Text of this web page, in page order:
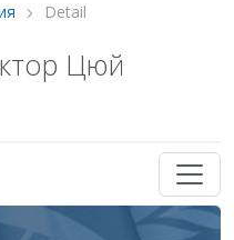
Detail
Цюй